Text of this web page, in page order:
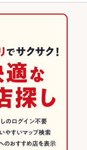
貸切×パーティー
貸切×パーティー
貸切×パーティー
貸切×パーティー
ンキング
キング
ー・バルランキング
・イタリアンバール